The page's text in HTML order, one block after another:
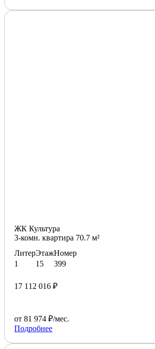
ЖК Культура
3-комн. квартира 70.7 м²
Литер
1
Этаж
15
Номер
399
17 112 016 ₽
от 81 974 ₽/мес.
Подробнее